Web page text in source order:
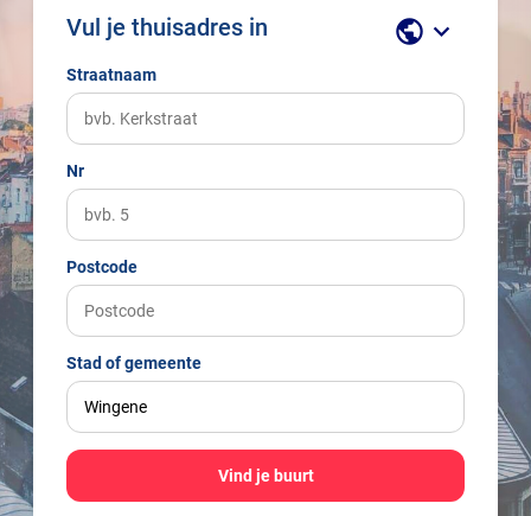
Vul je thuisadres in public keyboard_arrow_down
Straatnaam
Nr
Postcode
Stad of gemeente
Vind je buurt